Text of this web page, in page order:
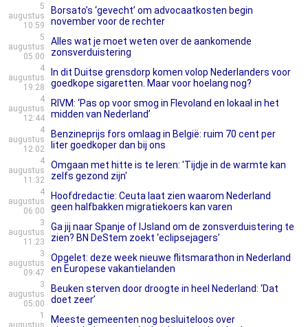
5
augustus
10:59
Borsato’s ‘gevecht’ om advocaatkosten begin
november voor de rechter
5
augustus
05:00
Alles wat je moet weten over de aankomende
zonsverduistering
4
augustus
19:28
In dit Duitse grensdorp komen volop Nederlanders voor
goedkope sigaretten. Maar voor hoelang nog?
4
augustus
12:44
RIVM: ‘Pas op voor smog in Flevoland en lokaal in het
midden van Nederland’
4
augustus
12:02
Benzineprijs fors omlaag in België: ruim 70 cent per
liter goedkoper dan bij ons
4
augustus
11:32
Omgaan met hitte is te leren: 'Tijdje in de warmte kan
zelfs gezond zijn'
4
augustus
06:00
Hoofdredactie: Ceuta laat zien waarom Nederland
geen halfbakken migratiekoers kan varen
3
augustus
11:23
Ga jij naar Spanje of IJsland om de zonsverduistering te
zien? BN DeStem zoekt ‘eclipsejagers’
3
augustus
09:47
Opgelet: deze week nieuwe flitsmarathon in Nederland
en Europese vakantielanden
3
augustus
05:00
Beuken sterven door droogte in heel Nederland: ‘Dat
doet zeer’
1
augustus
Meeste gemeenten nog besluiteloos over